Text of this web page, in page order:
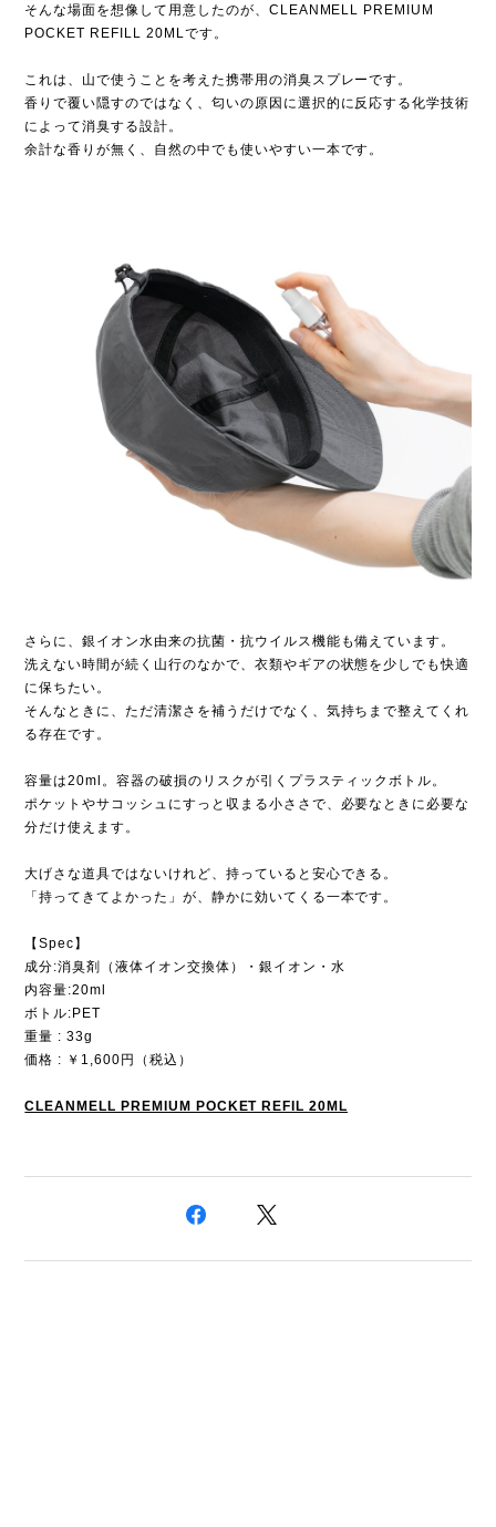
そんな場面を想像して用意したのが、CLEANMELL PREMIUM
POCKET REFILL 20MLです。
これは、山で使うことを考えた携帯用の消臭スプレーです。
香りで覆い隠すのではなく、匂いの原因に選択的に反応する化学技術
によって消臭する設計。
余計な香りが無く、自然の中でも使いやすい一本です。
さらに、銀イオン水由来の抗菌・抗ウイルス機能も備えています。
洗えない時間が続く山行のなかで、衣類やギアの状態を少しでも快適
に保ちたい。
そんなときに、ただ清潔さを補うだけでなく、気持ちまで整えてくれ
る存在です。
容量は20ml。容器の破損のリスクが引くプラスティックボトル。
ポケットやサコッシュにすっと収まる小ささで、必要なときに必要な
分だけ使えます。
大げさな道具ではないけれど、持っていると安心できる。
「持ってきてよかった」が、静かに効いてくる一本です。
【Spec】
成分:消臭剤（液体イオン交換体）・銀イオン・水
内容量:20ml
ボトル:PET
重量 : 33g
価格 : ￥1,600円（税込）
CLEANMELL PREMIUM POCKET REFIL 20ML